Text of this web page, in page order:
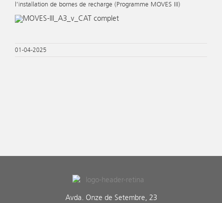
l’installation de bornes de recharge (Programme MOVES III)
01-04-2025
Avda. Onze de Setembre, 23